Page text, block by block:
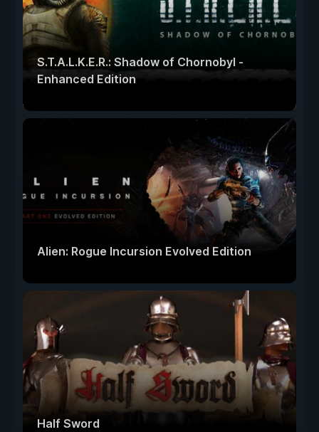
S.T.A.L.K.E.R.: Shadow of Chornobyl -
Enhanced Edition
Alien: Rogue Incursion Evolved Edition
Half Sword